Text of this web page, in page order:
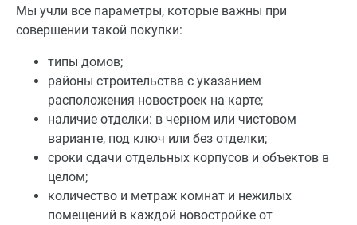
Мы учли все параметры, которые важны при
совершении такой покупки:
типы домов;
районы строительства с указанием
расположения новостроек на карте;
наличие отделки: в черном или чистовом
варианте, под ключ или без отделки;
сроки сдачи отдельных корпусов и объектов в
целом;
количество и метраж комнат и нежилых
помещений в каждой новостройке от